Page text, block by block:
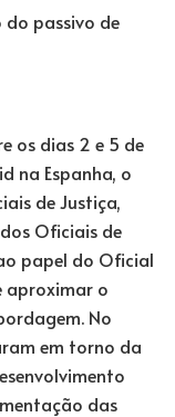
passivo de
os dias 2 e 5 de
na Espanha, o
de Justiça,
Oficiais de
papel do Oficial
aproximar o
No
em torno da
das